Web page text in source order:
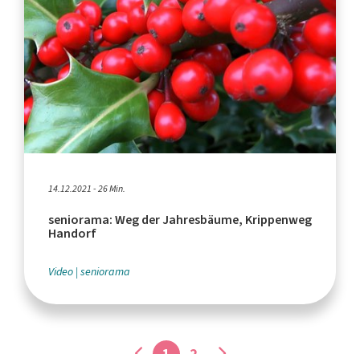
14.12.2021 - 26 Min.
seniorama: Weg der Jahresbäume, Krippenweg
Handorf
Video seniorama